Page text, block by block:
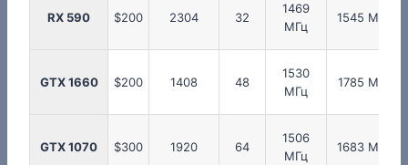
RX 590 $200 2304 32
1469
МГц
1545 МГц
GTX 1660 $200 1408 48
1530
МГц
1785 МГц
GTX 1070 $300 1920 64
1506
МГц
1683 МГц